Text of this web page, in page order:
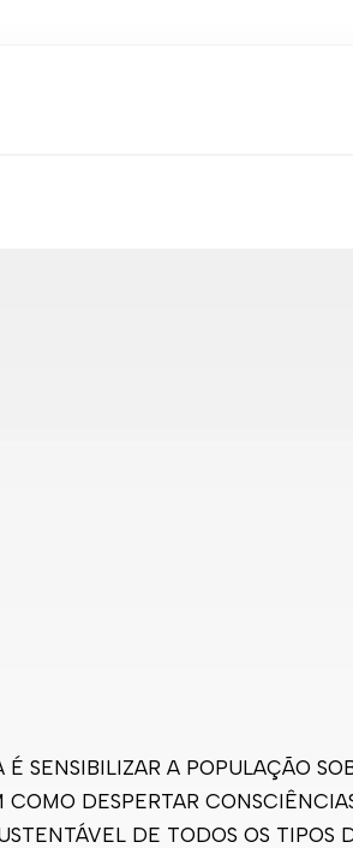
SENSIBILIZAR A POPULAÇÃO
DESPERTAR
DE TODOS OS TIPOS